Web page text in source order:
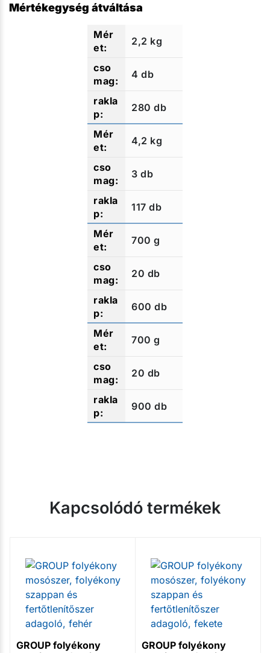
Mértékegység átváltása
2,2 kg
4 db
280 db
4,2 kg
3 db
117 db
700 g
20 db
600 db
700 g
20 db
900 db
Kapcsolódó termékek
GROUP folyékony
GROUP folyékony